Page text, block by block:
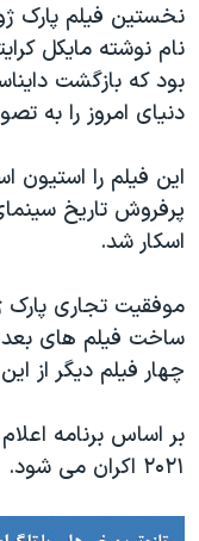
نخستین فیلم پارک
نام نوشته مایکل
بود که بازگشت
دنیای امروز را به
این فیلم را استیون
پرفروش تاریخ
اسکار شد.
موفقیت تجاری پارک
ساخت فیلم های
چهار فیلم دیگر از
۲۰۲۱ اکران می شود.